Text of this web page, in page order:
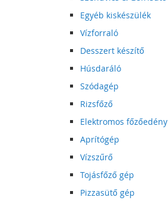
Egyéb kiskészülék
Vízforraló
Desszert készítő
Húsdaráló
Szódagép
Rizsfőző
Elektromos főzőedény
Aprítógép
Vízszűrő
Tojásfőző gép
Pizzasütő gép